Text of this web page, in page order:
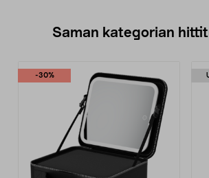
Saman kategorian
-30%